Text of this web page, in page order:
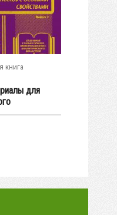
книга
для